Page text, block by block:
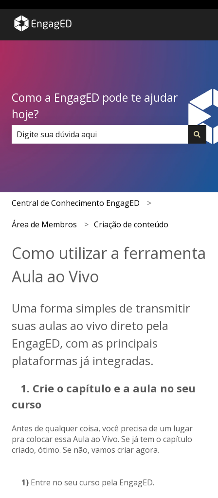
Como a EngagED pode te ajudar
hoje?
Central de Conhecimento EngagED
Área de Membros Criação de conteúdo
Como utilizar a ferramenta
Aula ao Vivo
Uma forma simples de transmitir
suas aulas ao vivo direto pela
EngagED, com as principais
plataformas já integradas.
1. Crie o capítulo e a aula no seu
curso
Antes de qualquer coisa, você precisa de um lugar
pra colocar essa Aula ao Vivo. Se já tem o capítulo
criado, ótimo. Se não, vamos criar agora.
1) Entre no seu curso pela EngagED.